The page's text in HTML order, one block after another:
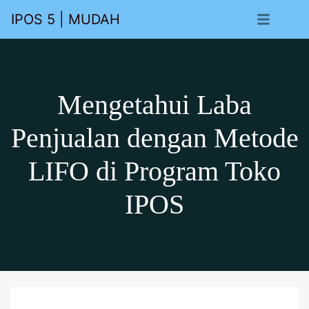
IPOS 5 | MUDAH - MANTAP - MOBILE
Mengetahui Laba
Penjualan dengan Metode
LIFO di Program Toko
IPOS